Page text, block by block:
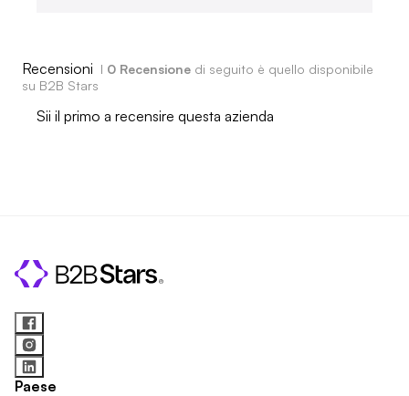
Recensioni I 0 Recensione di seguito è quello disponibile
su B2B Stars
Sii il primo a recensire questa azienda
Paese